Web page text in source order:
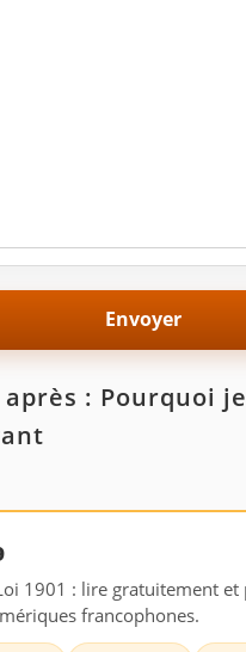
: Pourquoi
1901 : lire gratuitement et
francophones.